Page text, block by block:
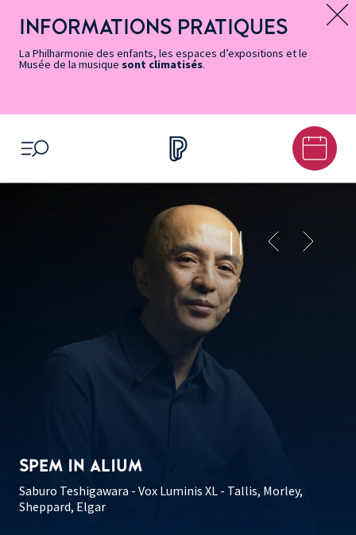
page
Accessibilité
accès
rapides
principal
contenu
principal
page
Message d’information
INFORMATIONS PRATIQUES
La Philharmonie des enfants, les espaces d’expositions et le
Musée de la musique sont climatisés.
OUVRIR LE MENU
SPEM IN ALIUM
Saburo Teshigawara - Vox Luminis XL - Tallis, Morley,
Sheppard, Elgar